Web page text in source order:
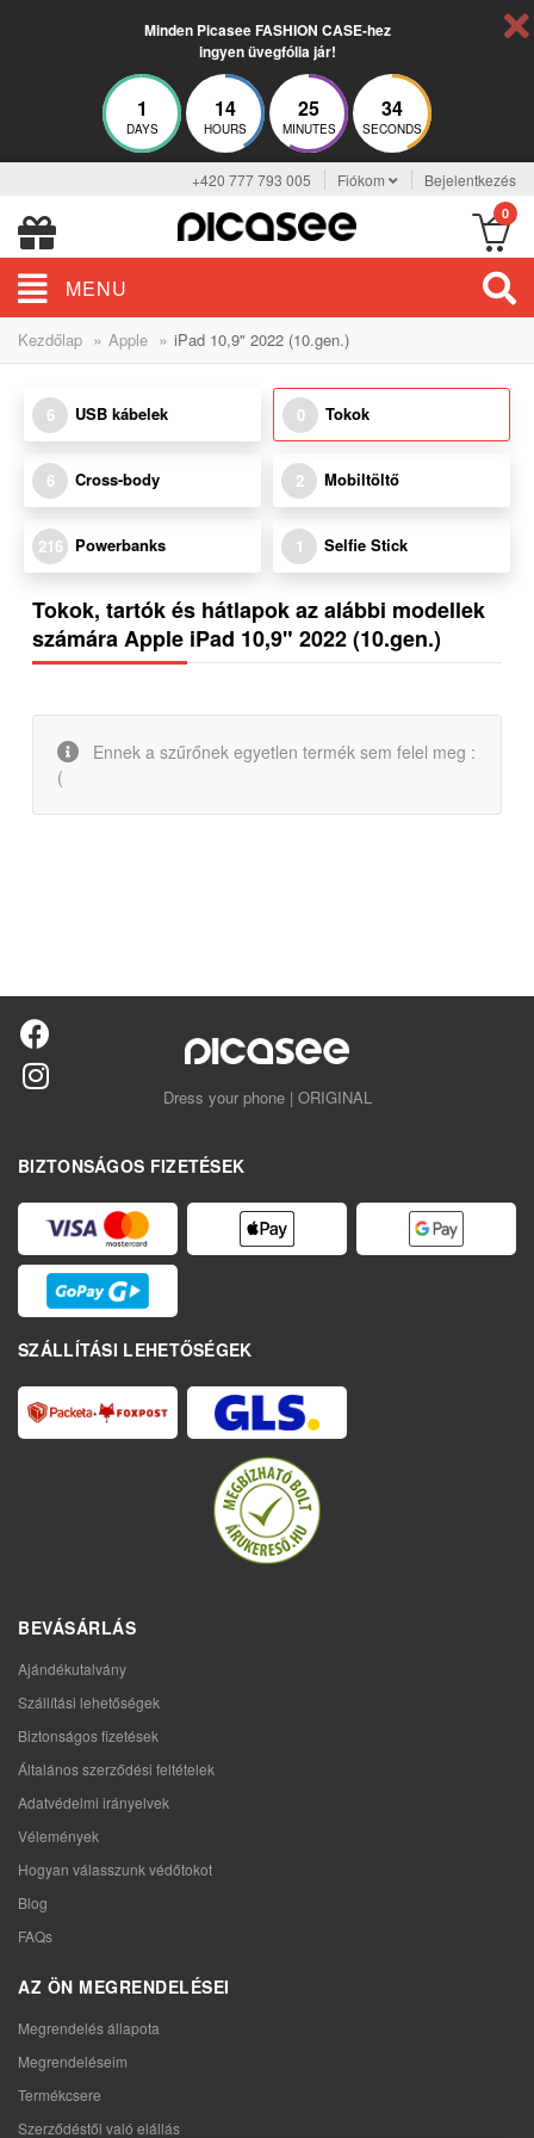
Minden Picasee FASHION CASE-hez
ingyen üvegfólia jár!
1
DAYS
14
HOURS
25
MINUTES
34
SECONDS
+420 777 793 005 Fiókom Bejelentkezés
0
MENU
Kezdőlap » Apple » iPad 10,9" 2022 (10.gen.)
6 USB kábelek 0 Tokok
6 Cross-body 2 Mobiltöltő
216 Powerbanks 1 Selfie Stick
Tokok, tartók és hátlapok az alábbi modellek
számára Apple iPad 10,9" 2022 (10.gen.)
Ennek a szűrőnek egyetlen termék sem felel meg :
(
Dress your phone | ORIGINAL
BIZTONSÁGOS FIZETÉSEK
SZÁLLÍTÁSI LEHETŐSÉGEK
BEVÁSÁRLÁS
Ajándékutalvány
Szállítási lehetőségek
Biztonságos fizetések
Általános szerződési feltételek
Adatvédelmi irányelvek
Vélemények
Hogyan válasszunk védőtokot
Blog
FAQs
AZ ÖN MEGRENDELÉSEI
Megrendelés állapota
Megrendeléseim
Termékcsere
Szerződéstől való elállás